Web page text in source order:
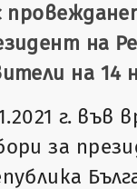
на
на 14
г. във
за